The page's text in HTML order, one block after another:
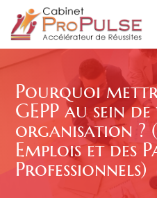
Pourquoi
GEPP au sein
organisation ?
Emplois et des
Professionnels)